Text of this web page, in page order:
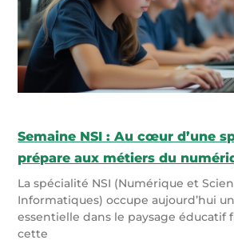
Semaine NSI : Au cœur d’une
prépare aux métiers du
La spécialité NSI (Numérique et
Informatiques) occupe aujourd’hui
essentielle dans le paysage éducatif
cette